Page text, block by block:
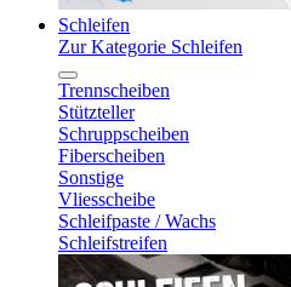
Schleifen
Zur Kategorie Schleifen
Trennscheiben
Stützteller
Schruppscheiben
Fiberscheiben
Sonstige
Vliesscheibe
Schleifpaste / Wachs
Schleifstreifen